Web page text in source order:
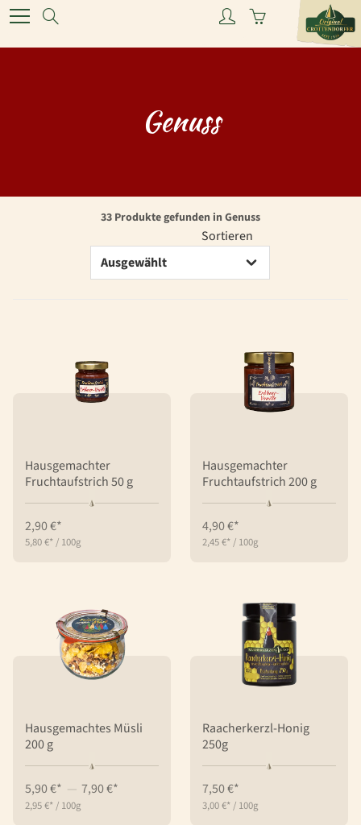
Skip
to
Content
Genuss
33 Produkte gefunden in Genuss
Sortieren
Hausgemachter
Fruchtaufstrich 50 g
2,90 €*
5,80 €*/ 100g
Hausgemachter
Fruchtaufstrich 200 g
4,90 €*
2,45 €*/ 100g
Hausgemachtes Müsli
200 g
5,90 €* 7,90 €*
2,95 €* / 100g
Raacherkerzl-Honig
250g
7,50 €*
3,00 €* / 100g